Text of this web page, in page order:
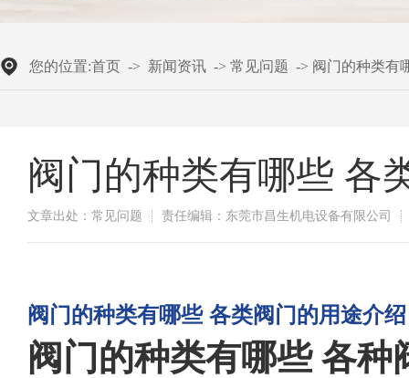
您的位置:首页 -> 新闻资讯 -> 常见问题 -> 阀门的种类有
阀门的种类有哪些 各
文章出处：常见问题 责任编辑：东莞市昌生机电设备有限公司
阀门的种类有哪些 各类阀门的用途介绍
阀门的种类有哪些 各种